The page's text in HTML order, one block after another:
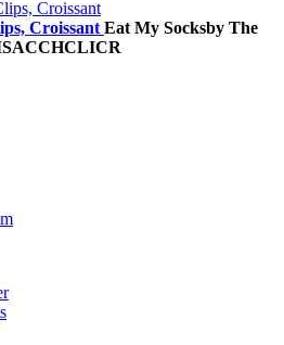
Croissant Eat My Socksby The